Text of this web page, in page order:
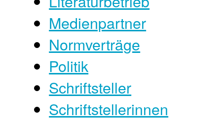
Medienpartner
Normverträge
Politik
Schriftsteller
Schriftstellerinnen